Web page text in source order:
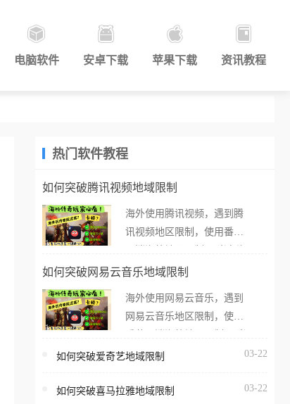
电脑软件 安卓下载 苹果下载 资讯教程
热门软件教程
如何突破腾讯视频地域限制
海外使用腾讯视频，遇到腾
讯视频地区限制，使用番茄
外打开腾讯视频，却突然弹
地区无法播放”的提示语。
海外用户如香港、澳门、台
亚、欧洲等国家和地区时，
台一样，出现地区及版权限
如何突破网易云音乐地域限制
海外使用网易云音乐，遇到
网易云音乐地区限制，使用
在海外打开网易云音乐，却
所在的地区无法播放”的提示
如何突破爱奇艺地域限制 03-22
如何突破喜马拉雅地域限制 03-22